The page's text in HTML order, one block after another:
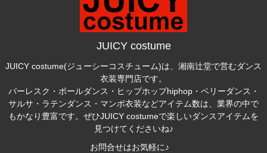
JUICY costume
JUICY costume(ジューシーコスチューム)は、湘南辻堂で営むダンス
衣装専門店です。
バーレスク・ポールダンス・ヒップホップhiphop・ベリーダンス・
サルサ・ラテンダンス・マンボ衣装などアイテム数は、業界の中で
もかなり豊富です。ぜひJUICY costumeで楽しいダンスアイテムを
見つけてくださいね♪
お問合せはお気軽に♪